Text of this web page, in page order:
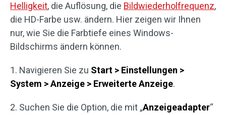
Helligkeit, die Auflösung, die Bildwiederholfrequenz,
die HD-Farbe usw. ändern. Hier zeigen wir Ihnen
nur, wie Sie die Farbtiefe eines Windows-
Bildschirms ändern können.
1. Navigieren Sie zu Start > Einstellungen >
System > Anzeige > Erweiterte Anzeige.
2. Suchen Sie die Option, die mit „Anzeigeadapter“